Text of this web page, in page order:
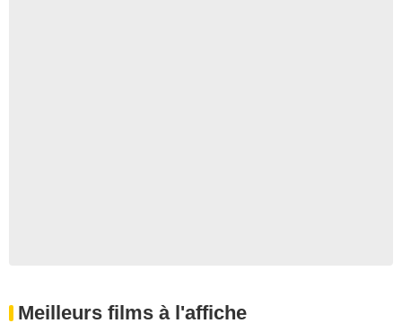
Meilleurs films à l'affiche